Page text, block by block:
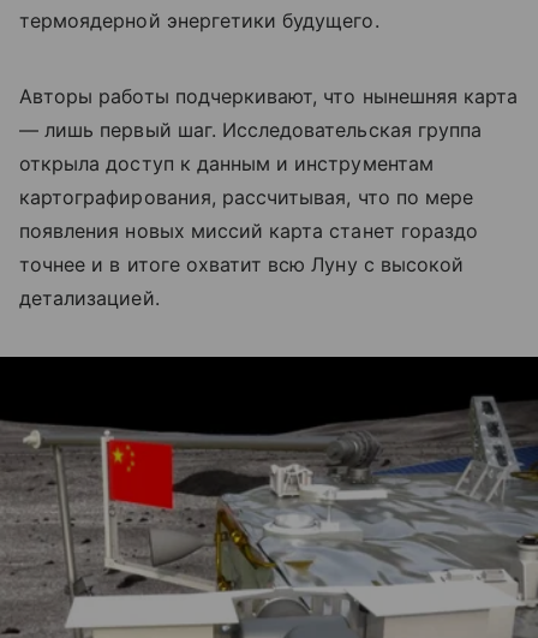
термоядерной энергетики будущего.
Авторы работы подчеркивают, что нынешняя карта
— лишь первый шаг. Исследовательская группа
открыла доступ к данным и инструментам
картографирования, рассчитывая, что по мере
появления новых миссий карта станет гораздо
точнее и в итоге охватит всю Луну с высокой
детализацией.